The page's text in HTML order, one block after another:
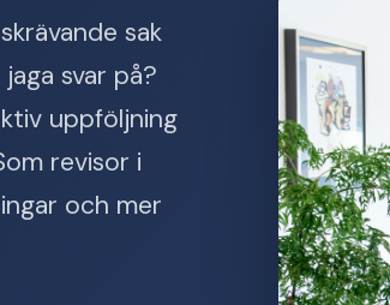
sak
svar på?
uppföljning
revisor i
och mer